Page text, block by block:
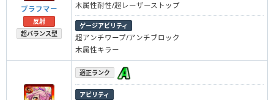
ブラフマー
反射
超バランス型
木属性耐性/超レーザーストップ
ゲージアビリティ
超アンチワープ/アンチブロック
木属性キラー
適正ランク
アビリティ